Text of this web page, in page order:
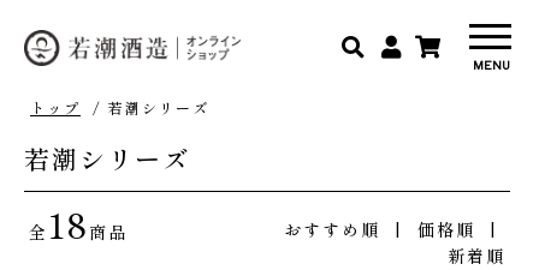
トップ / 若潮シリーズ
若潮シリーズ
全 18 商品 おすすめ順 | 価格順 |
新着順